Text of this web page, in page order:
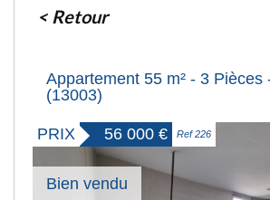
< Retour
Appartement 55 m² - 3 Pièces
(13003)
PRIX 56 000 € Ref 226
Bien vendu